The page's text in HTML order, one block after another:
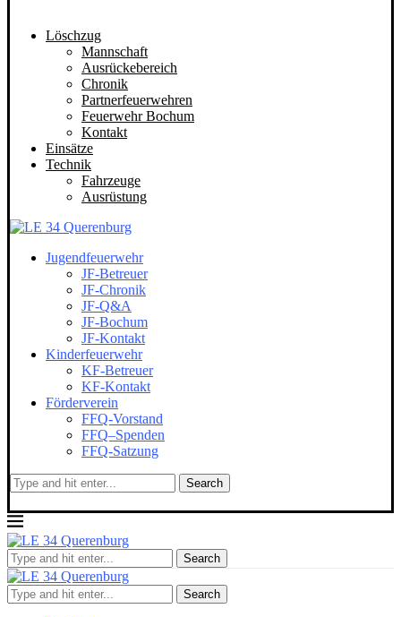
Löschzug
Mannschaft
Ausrückebereich
Chronik
Partnerfeuerwehren
Feuerwehr Bochum
Kontakt
Einsätze
Technik
Fahrzeuge
Ausrüstung
Jugendfeuerwehr
JF-Betreuer
JF-Chronik
JF-Q&A
JF-Bochum
JF-Kontakt
Kinderfeuerwehr
KF-Betreuer
KF-Kontakt
Förderverein
FFQ-Vorstand
FFQ–Spenden
FFQ-Satzung
Search
Search
Search